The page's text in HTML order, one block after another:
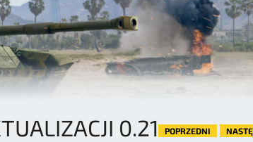
0.21 POPRZEDNI